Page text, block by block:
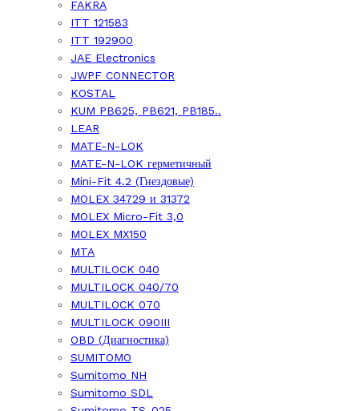
FAKRA
ITT 121583
ITT 192900
JAE Electronics
JWPF CONNECTOR
KOSTAL
KUM PB625, PB621, PB185..
LEAR
MATE-N-LOK
MATE-N-LOK герметичный
Mini-Fit 4.2 (Гнездовые)
MOLEX 34729 и 31372
MOLEX Micro-Fit 3,0
MOLEX MX150
MTA
MULTILOCK 040
MULTILOCK 040/70
MULTILOCK 070
MULTILOCK 090III
OBD (Диагностика)
SUMITOMO
Sumitomo NH
Sumitomo SDL